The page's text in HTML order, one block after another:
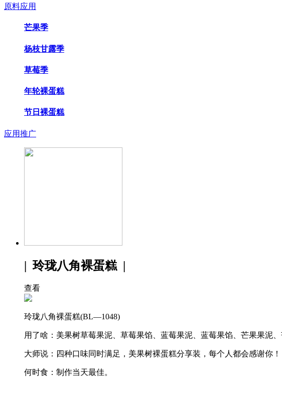
原料应用
芒果季
杨枝甘露季
草莓季
年轮裸蛋糕
节日裸蛋糕
应用推广
| 玲珑八角裸蛋糕 |
查看
玲珑八角裸蛋糕(BL—1048)
用了啥：美果树草莓果泥、草莓果馅、蓝莓果泥、蓝莓果馅、芒果果泥
大师说：四种口味同时满足，美果树裸蛋糕分享装，每个人都会感谢你！
何时食：制作当天最佳。